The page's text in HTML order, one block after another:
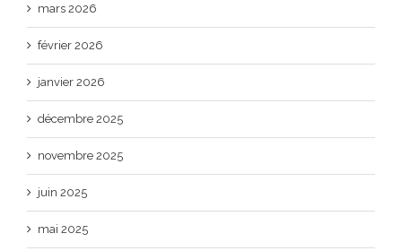
mars 2026
février 2026
janvier 2026
décembre 2025
novembre 2025
juin 2025
mai 2025